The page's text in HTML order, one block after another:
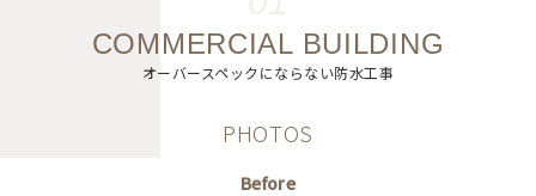
COMMERCIAL BUILDING
オーバースペックにならない防水工事
PHOTOS
Before